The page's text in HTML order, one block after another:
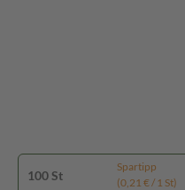
100 St
Spartipp
(0,21 € / 1 St)